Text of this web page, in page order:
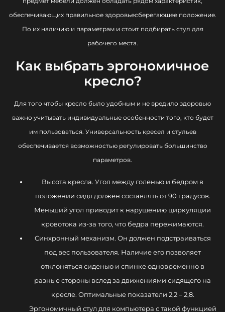
Profoffice
Alegre Design
Dorigo Design
Michael Sodeau
Collectivo Design
Krede
обеспечивающих правильное здоровьесберегающее положение.
По их наличию и параметрам и стоит подбирать стул для
рабочего места.
Как выбрать эргономичное
кресло?
Для того чтобы кресло было удобным и не вредило здоровью
важно учитывать индивидуальные особенности того, кто будет
им пользоваться. Универсальность кресел и стульев
обеспечивается возможностью регулировать большинство
параметров.
Высота кресла. Угол между голенью и бедром в
положении сидя должен составлять от 90 градусов.
Меньший угол приводит к нарушению циркуляции
кровотока из-за того, что бедра пережимаются.
Синхронный механизм. Он должен подстраиваться
под вес пользователя. Наличие его позволяет
отклоняться сиденью и спинке одновременно в
разные стороны вслед за движениями сидящего на
кресле. Оптимальные показатели 2,2 – 2,8.
Эргономичный стул для компьютера с такой функцией